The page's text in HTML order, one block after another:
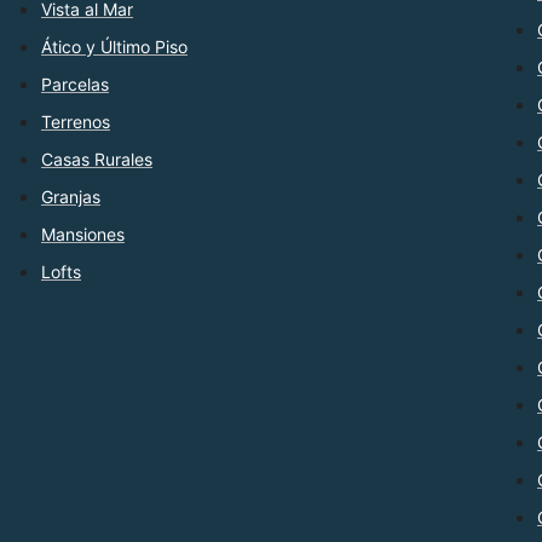
Vista al Mar
Ático y Último Piso
Parcelas
Terrenos
Casas Rurales
Granjas
Mansiones
Lofts